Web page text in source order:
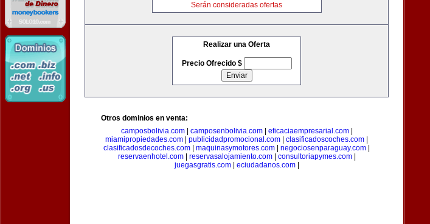
Serán consideradas ofertas
Realizar una Oferta
Precio Ofrecido $
Otros dominios en venta:
camposbolivia.com| camposenbolivia.com| eficaciaempresarial.com|
miamipropiedades.com
publicidadpromocional.com clasificadoscoches.com
clasificadosdecoches.com
maquinasymotores.com negociosenparaguay.com
reservaenhotel.com| reservasalojamiento.com| consultoriapymes.com|
juegasgratis.com| eciudadanos.com|